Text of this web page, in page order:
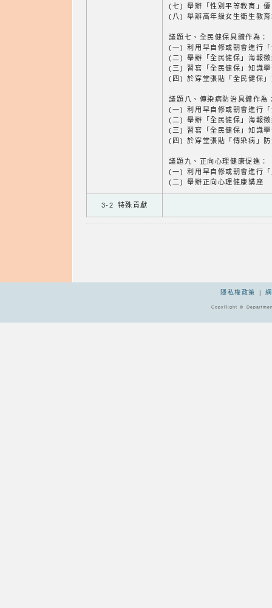
(七) 舉辦「性別平等教育」
(八) 舉辦高年級女生衛生教
議題七、全民健保具體作為：
(一) 利用早自修或朝會進行
(二) 舉辦「全民健保」海報
(三) 習寫「全民健保」知識
(四) 於穿堂張貼「全民健保
議題八、傳染病防治具體作為
(一) 利用早自修或朝會進行
(二) 舉辦「全民健保」海報
(三) 習寫「全民健保」知識
(四) 於穿堂張貼「傳染病」
議題九、正向心理健康促進：
(一) 利用早自修或朝會進行
(二) 舉辦正向心理健康講座
3-2 特殊貢獻
隱私權政策 |
CopyRight ©